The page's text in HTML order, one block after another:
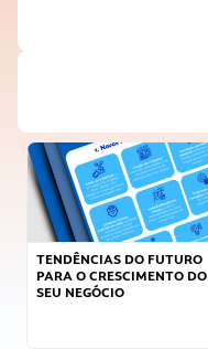
TENDÊNCIAS DO FUTURO
PARA O CRESCIMENTO DO
SEU NEGÓCIO